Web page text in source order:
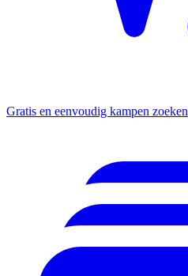
Gratis en eenvoudig kampen zoeken